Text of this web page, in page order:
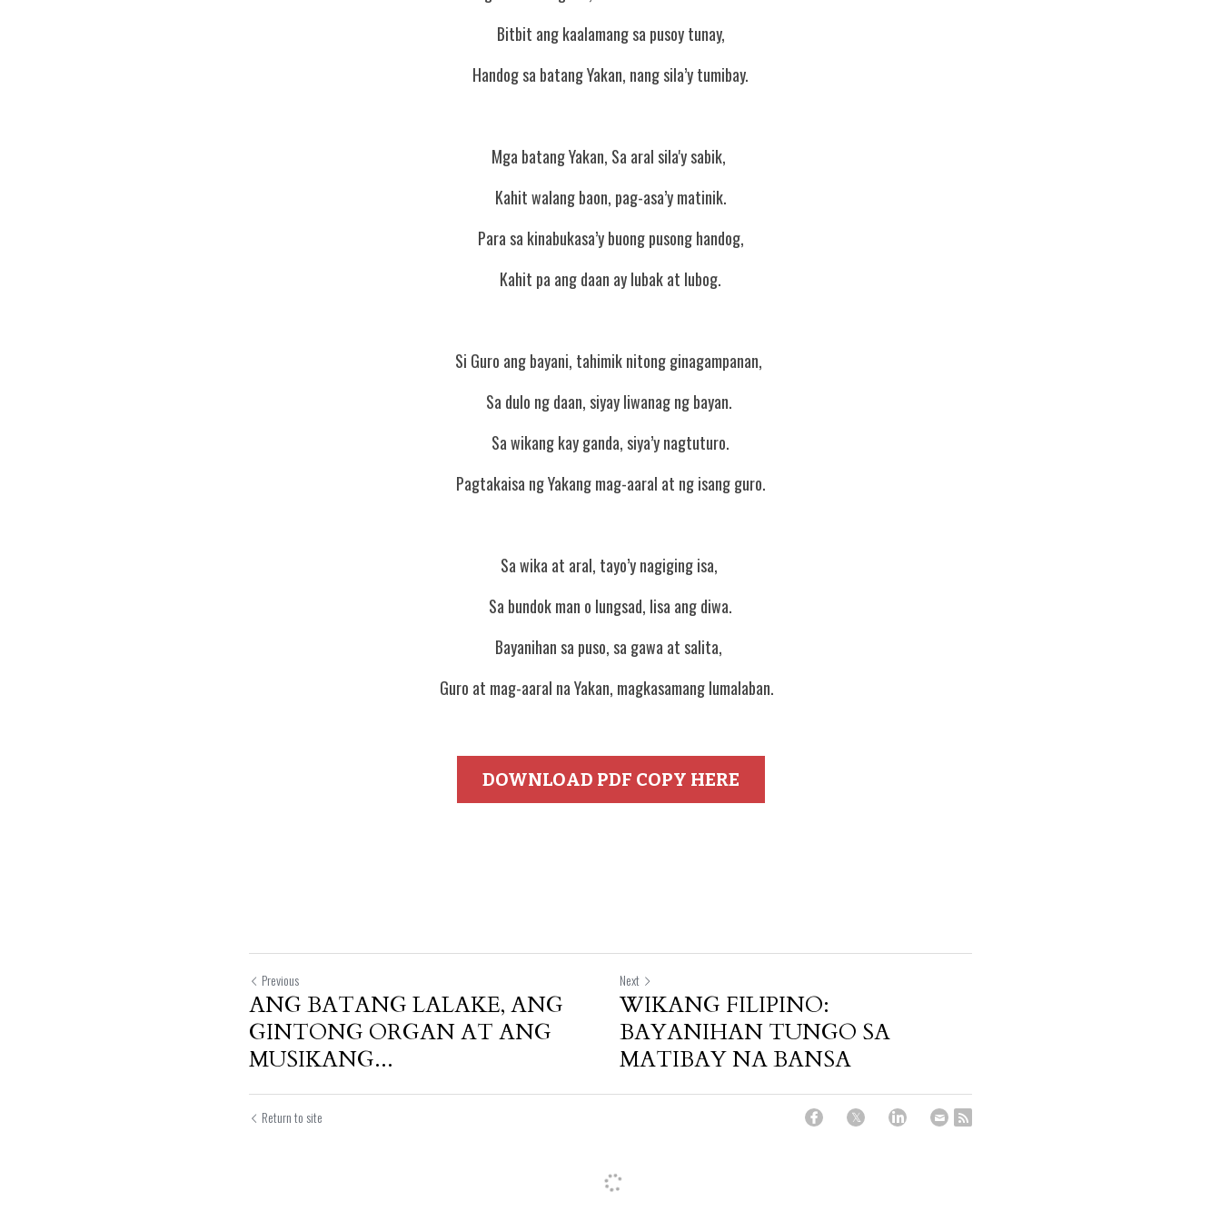
Bitbit ang kaalamang sa pusoy tunay,
Handog sa batang Yakan, nang sila’y tumibay.
Mga batang Yakan, Sa aral sila'y sabik,
Kahit walang baon, pag-asa’y matinik.
Para sa kinabukasa’y buong pusong handog,
Kahit pa ang daan ay lubak at lubog.
Si Guro ang bayani, tahimik nitong ginagampanan,
Sa dulo ng daan, siyay liwanag ng bayan.
Sa wikang kay ganda, siya’y nagtuturo.
Pagtakaisa ng Yakang mag-aaral at ng isang guro.
Sa wika at aral, tayo’y nagiging isa,
Sa bundok man o lungsad, lisa ang diwa.
Bayanihan sa puso, sa gawa at salita,
Guro at mag-aaral na Yakan, magkasamang lumalaban.
DOWNLOAD PDF COPY HERE
Previous
ANG BATANG LALAKE, ANG
GINTONG ORGAN AT ANG
MUSIKANG...
Next
WIKANG FILIPINO:
BAYANIHAN TUNGO SA
MATIBAY NA BANSA
Return to site